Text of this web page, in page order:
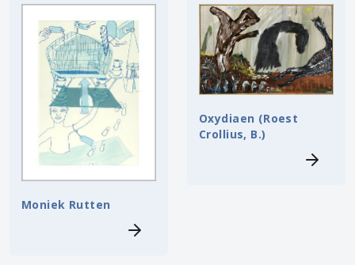
Moniek Rutten
Oxydiaen (Roest
Crollius, B.)